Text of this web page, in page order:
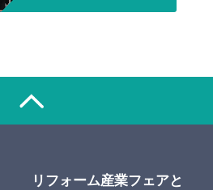
リフォーム産業フェアと